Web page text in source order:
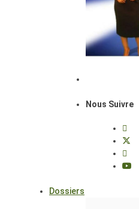
Nous Suivre
Dossiers